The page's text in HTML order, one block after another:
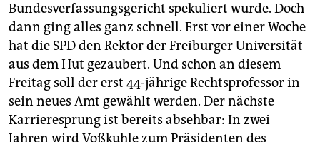
Bundesverfassungsgericht spekuliert wurde. Doch
dann ging alles ganz schnell. Erst vor einer Woche
hat die SPD den Rektor der Freiburger Universität
aus dem Hut gezaubert. Und schon an diesem
Freitag soll der erst 44-jährige Rechtsprofessor in
sein neues Amt gewählt werden. Der nächste
Karrieresprung ist bereits absehbar: In zwei
Jahren wird Voßkuhle zum Präsidenten des